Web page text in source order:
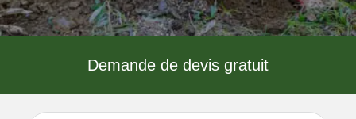
Demande de devis gratuit